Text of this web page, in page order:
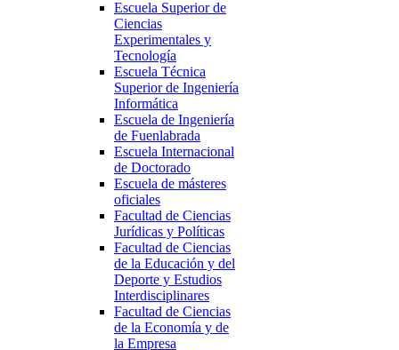
Escuela Superior de
Ciencias
Experimentales y
Tecnología
Escuela Técnica
Superior de Ingeniería
Informática
Escuela de Ingeniería
de Fuenlabrada
Escuela Internacional
de Doctorado
Escuela de másteres
oficiales
Facultad de Ciencias
Jurídicas y Políticas
Facultad de Ciencias
de la Educación y del
Deporte y Estudios
Interdisciplinares
Facultad de Ciencias
de la Economía y de
la Empresa